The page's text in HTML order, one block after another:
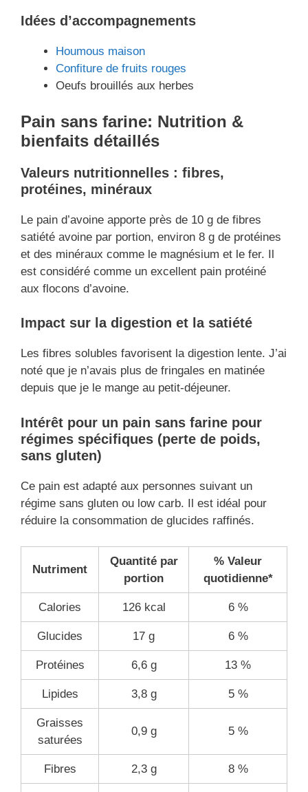
Idées d’accompagnements
Houmous maison
Confiture de fruits rouges
Oeufs brouillés aux herbes
Pain sans farine: Nutrition &
bienfaits détaillés
Valeurs nutritionnelles : fibres,
protéines, minéraux
Le pain d’avoine apporte près de 10 g de fibres
satiété avoine par portion, environ 8 g de protéines
et des minéraux comme le magnésium et le fer. Il
est considéré comme un excellent pain protéiné
aux flocons d’avoine.
Impact sur la digestion et la satiété
Les fibres solubles favorisent la digestion lente. J’ai
noté que je n’avais plus de fringales en matinée
depuis que je le mange au petit-déjeuner.
Intérêt pour un pain sans farine pour
régimes spécifiques (perte de poids,
sans gluten)
Ce pain est adapté aux personnes suivant un
régime sans gluten ou low carb. Il est idéal pour
réduire la consommation de glucides raffinés.
Nutriment
Quantité par
portion
% Valeur
quotidienne*
Calories 126 kcal 6 %
Glucides 17 g 6 %
Protéines 6,6 g 13 %
Lipides 3,8 g 5 %
Graisses
saturées
0,9 g 5 %
Fibres 2,3 g 8 %